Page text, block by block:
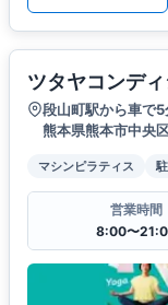
ツタヤコンデ
段山町駅から車で5
熊本県熊本市中央
マシンピラティス
営業時間
8:00〜